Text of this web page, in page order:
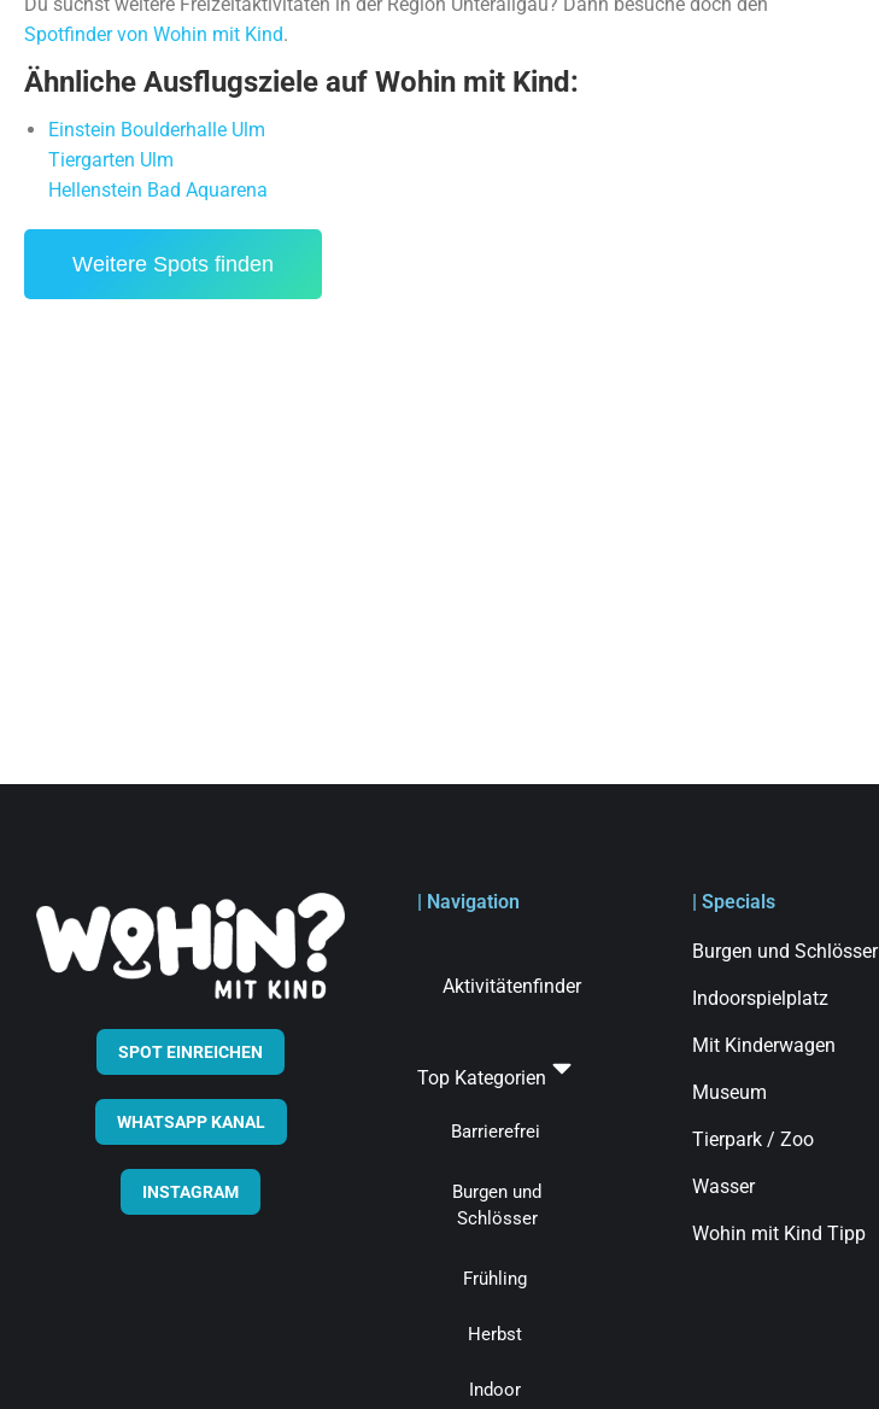
Spotfinder von Wohin mit Kind.
Ähnliche Ausflugsziele auf Wohin mit Kind:
Einstein Boulderhalle Ulm
Tiergarten Ulm
Hellenstein Bad Aquarena
Weitere Spots finden
SPOT EINREICHEN
WHATSAPP KANAL
INSTAGRAM
| Navigation
Aktivitätenfinder
Top Kategorien
Barrierefrei
Burgen und
Schlösser
Frühling
Herbst
Indoor
| Specials
Burgen und Schlösser
Indoorspielplatz
Mit Kinderwagen
Museum
Tierpark / Zoo
Wasser
Wohin mit Kind Tipp